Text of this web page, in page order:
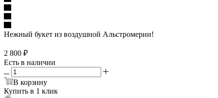
Нежный букет из воздушной Альстромерии!
2 800 ₽
Есть в наличии
В корзину
Купить в 1 клик